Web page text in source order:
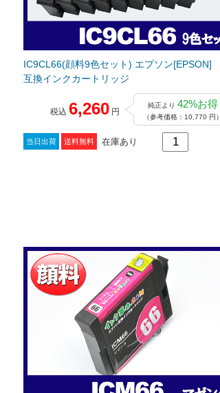
IC9CL66(顔料9色セット) エプソン[EPSON]
互換インクカートリッジ
税込 6,260 円
純正より 42%お得
（参考価格：10,770 円）
当日出荷 送料無料 在庫あり